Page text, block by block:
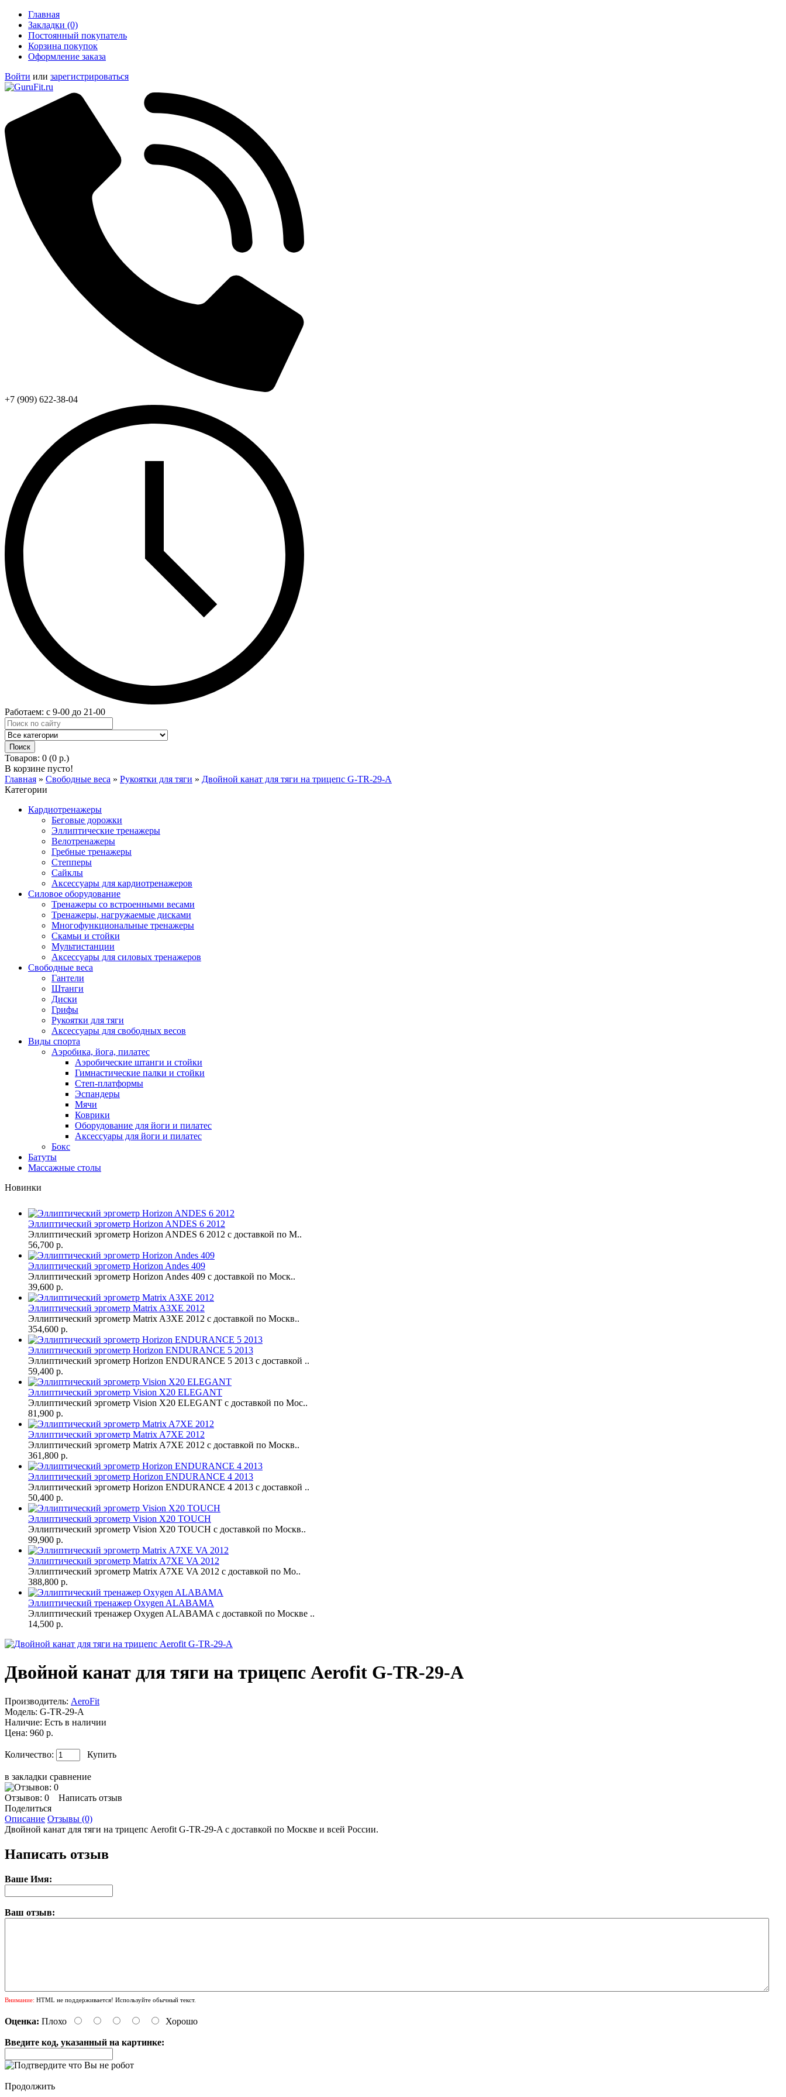
Главная
Закладки (0)
Постоянный покупатель
Корзина покупок
Оформление заказа
Войти или зарегистрироваться
+7 (909) 622-38-04
Работаем: с 9-00 до 21-00
Товаров: 0 (0 р.)
В корзине пусто!
Главная » Свободные веса » Рукоятки для тяги » Двойной канат для тяги на трицепс G-TR-29-A
Категории
Кардиотренажеры
Беговые дорожки
Эллиптические тренажеры
Велотренажеры
Гребные тренажеры
Степперы
Сайклы
Аксессуары для кардиотренажеров
Силовое оборудование
Тренажеры со встроенными весами
Тренажеры, нагружаемые дисками
Многофункциональные тренажеры
Скамьи и стойки
Мультистанции
Аксессуары для силовых тренажеров
Свободные веса
Гантели
Штанги
Диски
Грифы
Рукоятки для тяги
Аксессуары для свободных весов
Виды спорта
Аэробика, йога, пилатес
Аэробические штанги и стойки
Гимнастические палки и стойки
Степ-платформы
Эспандеры
Мячи
Коврики
Оборудование для йоги и пилатес
Аксессуары для йоги и пилатес
Бокс
Батуты
Массажные столы
Новинки
Эллиптический эргометр Horizon ANDES 6 2012
Эллиптический эргометр Horizon ANDES 6 2012 с доставкой по М..
56,700 р.
Эллиптический эргометр Horizon Andes 409
Эллиптический эргометр Horizon Andes 409 с доставкой по Моск..
39,600 р.
Эллиптический эргометр Matrix A3XE 2012
Эллиптический эргометр Matrix A3XE 2012 с доставкой по Москв..
354,600 р.
Эллиптический эргометр Horizon ENDURANCE 5 2013
Эллиптический эргометр Horizon ENDURANCE 5 2013 с доставкой ..
59,400 р.
Эллиптический эргометр Vision X20 ELEGANT
Эллиптический эргометр Vision X20 ELEGANT с доставкой по Мос..
81,900 р.
Эллиптический эргометр Matrix A7XE 2012
Эллиптический эргометр Matrix A7XE 2012 с доставкой по Москв..
361,800 р.
Эллиптический эргометр Horizon ENDURANCE 4 2013
Эллиптический эргометр Horizon ENDURANCE 4 2013 с доставкой ..
50,400 р.
Эллиптический эргометр Vision X20 TOUCH
Эллиптический эргометр Vision X20 TOUCH с доставкой по Москв..
99,900 р.
Эллиптический эргометр Matrix A7XE VA 2012
Эллиптический эргометр Matrix A7XE VA 2012 с доставкой по Мо..
388,800 р.
Эллиптический тренажер Oxygen ALABAMA
Эллиптический тренажер Oxygen ALABAMA с доставкой по Москве ..
14,500 р.
Двойной канат для тяги на трицепс Aerofit G-TR-29-A
Производитель: AeroFit
Модель: G-TR-29-A
Наличие: Есть в наличии
Цена: 960 р.
Количество: Купить
в закладки сравнение
Отзывов: 0
Написать отзыв
Поделиться
Описание Отзывы (0)
Двойной канат для тяги на трицепс Aerofit G-TR-29-A с доставкой по Москве и всей России.
Написать отзыв
Ваше Имя:
Ваш отзыв:
Внимание: HTML не поддерживается! Используйте обычный текст.
Оценка: Плохо Хорошо
Введите код, указанный на картинке:
Продолжить